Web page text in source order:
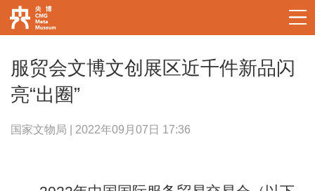
服贸会文博文创展区近千件新品闪
亮“出圈”
国家文物局 | 2022年09月07日 17:36